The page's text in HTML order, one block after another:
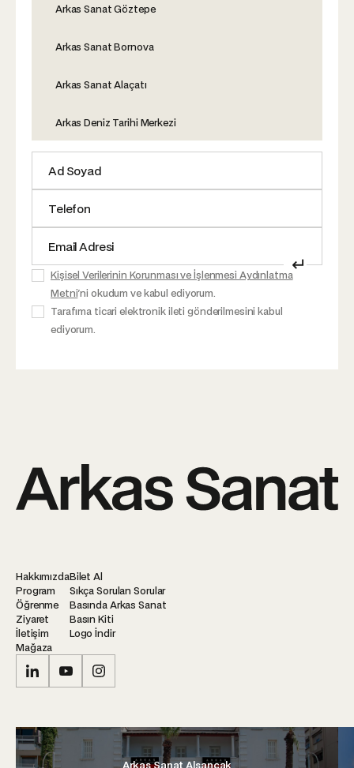
Arkas Sanat Göztepe
Arkas Sanat Bornova
Arkas Sanat Alaçatı
Arkas Deniz Tarihi Merkezi
Kişisel Verilerinin Korunması ve İşlenmesi Aydınlatma
Metni'ni okudum ve kabul ediyorum.
Tarafıma ticari elektronik ileti gönderilmesini kabul
ediyorum.
↵
Hakkımızda
Program
Öğrenme
Ziyaret
İletişim
Mağaza
Bilet Al
Sıkça Sorulan Sorular
Basında Arkas Sanat
Basın Kiti
Logo İndir
Arkas Sanat Alsancak